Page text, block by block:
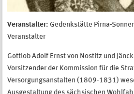
Veranstalter: Gedenkstätte Pirna-
Veranstalter
Gottlob Adolf Ernst von Nostitz und
Vorsitzender der Kommission für die
Versorgungsanstalten (1809-1831)